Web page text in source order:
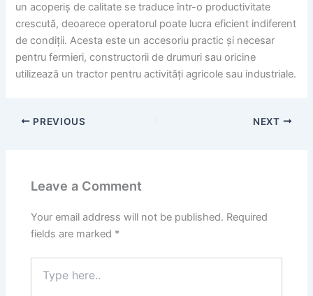
un acoperiș de calitate se traduce într-o productivitate
crescută, deoarece operatorul poate lucra eficient indiferent
de condiții. Acesta este un accesoriu practic și necesar
pentru fermieri, constructorii de drumuri sau oricine
utilizează un tractor pentru activități agricole sau industriale.
PREVIOUS NEXT
Leave a Comment
Your email address will not be published. Required
fields are marked *
here..